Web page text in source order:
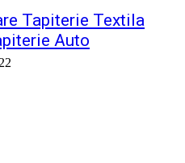
Tapiterie Textila
Auto